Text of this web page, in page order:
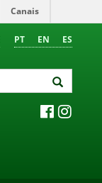
Canais
PT EN ES